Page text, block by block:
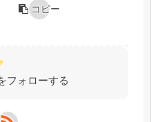
コピー
フォローする